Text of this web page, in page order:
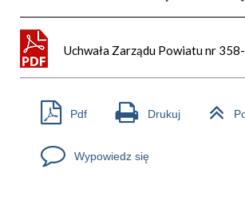
Uchwała Zarządu Powiatu nr
Pdf Drukuj
Wypowiedz się